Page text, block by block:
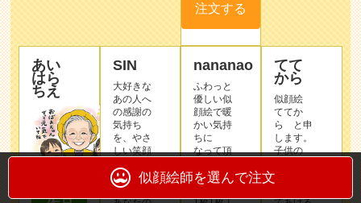
注文する
あい
はら
ちえ
SIN
大好きな
あの人へ
の感謝の
気持ち
を、やさ
しい笑顔
にのせ
て、
nananao
ふわっと
優しい似
顔絵で暖
かい気持
ちに
なって頂
しいで
てて
から
似顔絵
ててか
ら と申
します。
子供の
て」を優
似顔絵師を選んで注文